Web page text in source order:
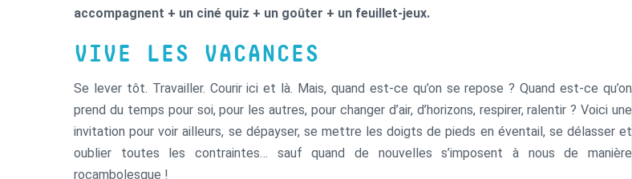
accompagnent + un ciné quiz + un goûter + un feuillet-jeux.
VIVE LES VACANCES
Se lever tôt. Travailler. Courir ici et là. Mais, quand est-ce qu’on se repose ? Quand est-ce qu’on
prend du temps pour soi, pour les autres, pour changer d’air, d’horizons, respirer, ralentir ? Voici une
invitation pour voir ailleurs, se dépayser, se mettre les doigts de pieds en éventail, se délasser et
oublier toutes les contraintes… sauf quand de nouvelles s’imposent à nous de manière
rocambolesque !